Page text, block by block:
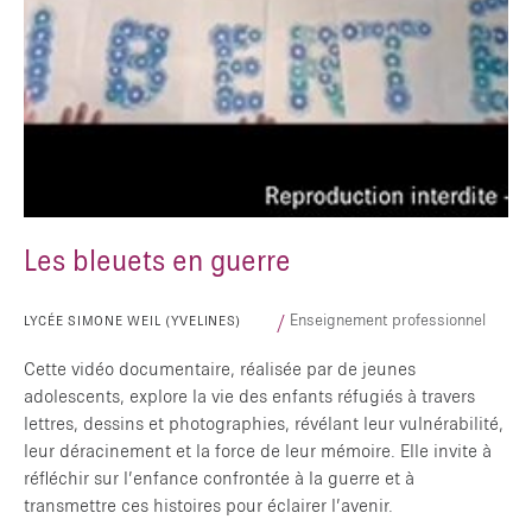
LYCÉE SIMONE WEIL (YVELINES) Enseignement professionnel
Les bleuets en guerre
Cette vidéo documentaire, réalisée par de jeunes
adolescents, explore la vie des enfants réfugiés à travers
lettres, dessins et photographies, révélant leur vulnérabilité,
leur déracinement et la force de leur mémoire. Elle invite à
réfléchir sur l’enfance confrontée à la guerre et à
transmettre ces histoires pour éclairer l’avenir.